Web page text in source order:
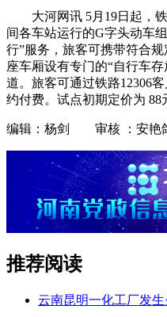
大河网讯 5月19日起，
间各车站运行的G字头动车
行”服务，旅客可携带符合
座车厢设有专门的“自行车
道。旅客可通过铁路12306
约付费。试点初期定价为 ‌88
编辑：杨剑 审核 ：安艳
推荐阅读
云南昆明一化工厂发